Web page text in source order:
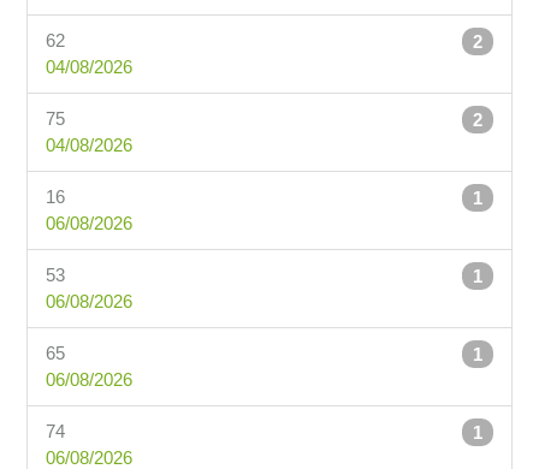
2
62
04/08/2026
2
75
04/08/2026
1
16
06/08/2026
1
53
06/08/2026
1
65
06/08/2026
1
74
06/08/2026